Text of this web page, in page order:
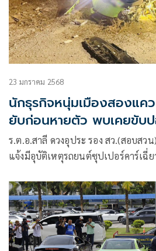
23 มกราคม 2568
นักธุรกิจหนุ่มเมืองสองแค
ยับก่อนหายตัว พบเคยขับป
แล้ว
ร.ต.อ.สาลี ดวงอุประ รอง สว.(สอบสว
แจ้งมีอุบัติเหตุรถยนต์ซุปเปอร์คาร์เฉี่
แก้ว หมู่ 3 ต.พลายชุมพล อ.เมือง จ.พิ